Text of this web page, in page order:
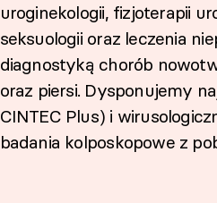
uroginekologii, fizjoterapii
seksuologii oraz leczenia
diagnostyką chorób
oraz piersi. Dysponujemy
CINTEC Plus) i
badania kolposkopowe z